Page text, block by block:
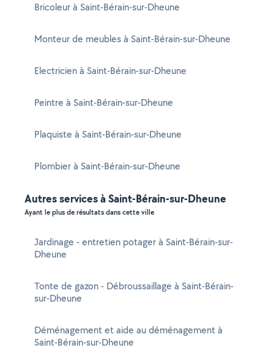
Bricoleur à Saint-Bérain-sur-Dheune
Monteur de meubles à Saint-Bérain-sur-Dheune
Electricien à Saint-Bérain-sur-Dheune
Peintre à Saint-Bérain-sur-Dheune
Plaquiste à Saint-Bérain-sur-Dheune
Plombier à Saint-Bérain-sur-Dheune
Autres services à Saint-Bérain-sur-Dheune
Ayant le plus de résultats dans cette ville
Jardinage - entretien potager à Saint-Bérain-sur-
Dheune
Tonte de gazon - Débroussaillage à Saint-Bérain-
sur-Dheune
Déménagement et aide au déménagement à
Saint-Bérain-sur-Dheune